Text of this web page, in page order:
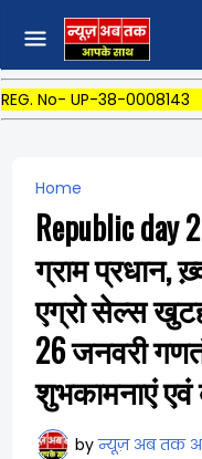
REG. No- UP-38-0008143
Home
Republic day
ग्राम प्रधान,
एग्रो सेल्स
26 जनवरी
शुभकामनाएं एवं
by न्यूज़ अब तक